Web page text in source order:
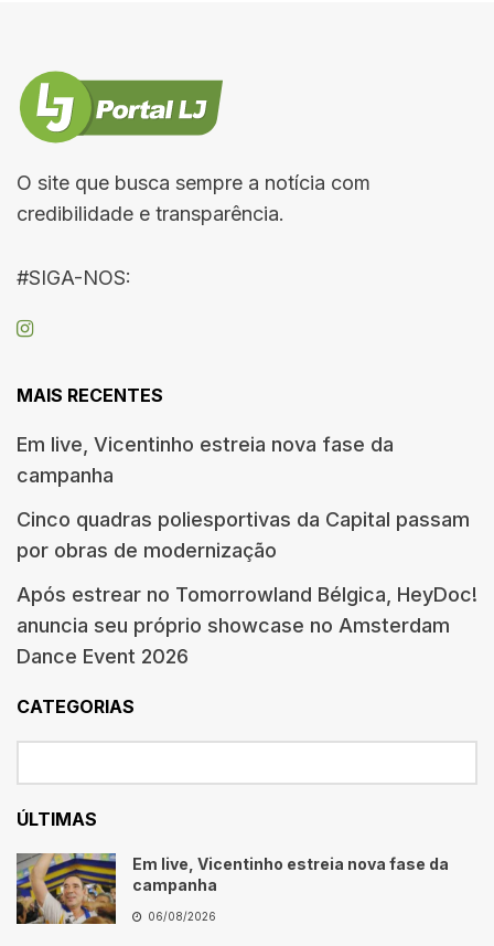
O site que busca sempre a notícia com
credibilidade e transparência.
#SIGA-NOS:
MAIS RECENTES
Em live, Vicentinho estreia nova fase da
campanha
Cinco quadras poliesportivas da Capital passam
por obras de modernização
Após estrear no Tomorrowland Bélgica, HeyDoc!
anuncia seu próprio showcase no Amsterdam
Dance Event 2026
CATEGORIAS
ÚLTIMAS
Em live, Vicentinho estreia nova fase da
campanha
06/08/2026